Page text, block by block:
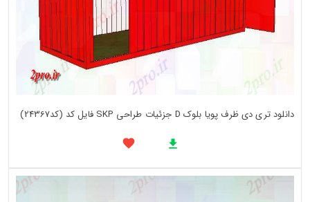
دانلود تری دی ظرف پویا بلوک D جزئیات طراحی SKP فایل کد (کد24367)